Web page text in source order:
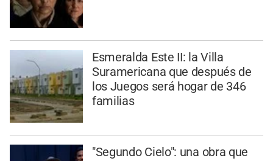
Esmeralda Este II: la Villa
Suramericana que después de
los Juegos será hogar de 346
familias
"Segundo Cielo": una obra que